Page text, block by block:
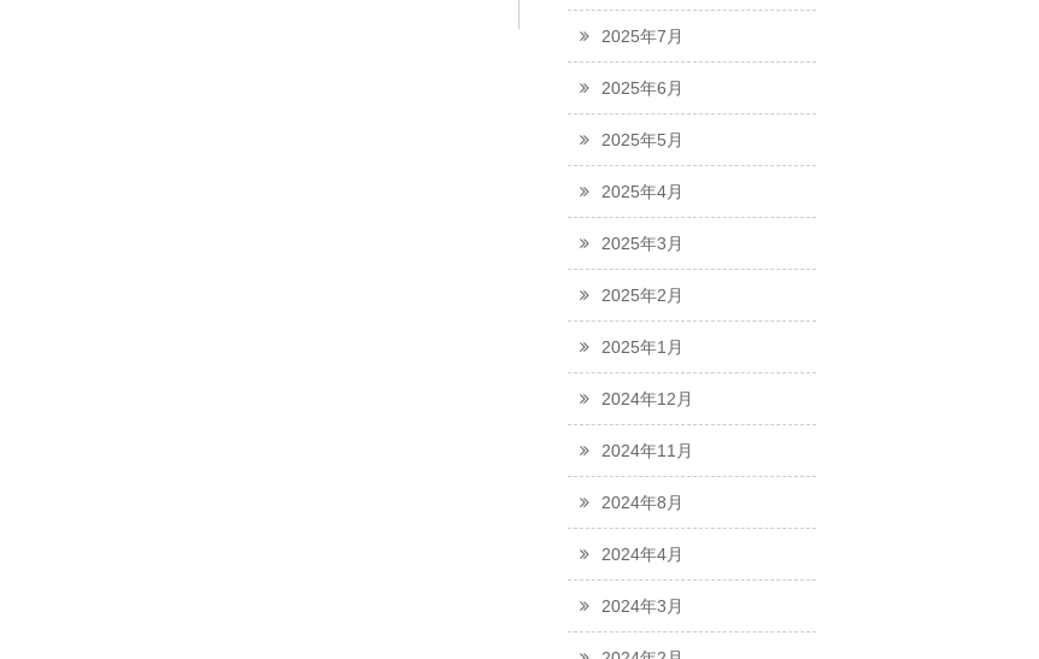
2025年7月
2025年6月
2025年5月
2025年4月
2025年3月
2025年2月
2025年1月
2024年12月
2024年11月
2024年8月
2024年4月
2024年3月